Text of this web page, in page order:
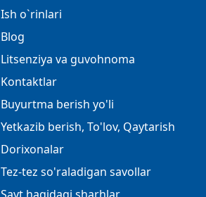
Ish o`rinlari
Blog
Litsenziya va guvohnoma
Kontaktlar
Buyurtma berish yo'li
Yetkazib berish, To'lov, Qaytarish
Dorixonalar
Tez-tez so'raladigan savollar